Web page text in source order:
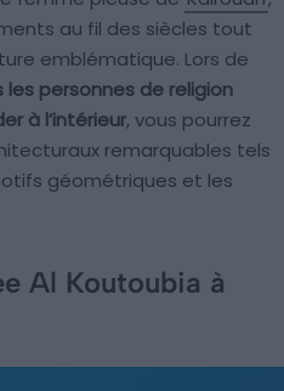
au fil des siècles tout
emblématique. Lors de
les personnes de religion
à l’intérieur, vous pourrez
remarquables tels
géométriques et les
Al Koutoubia à